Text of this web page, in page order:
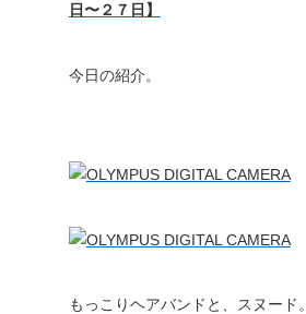
日〜２７日】
今日の紹介。
もっこりヘアバンドと、スヌード。